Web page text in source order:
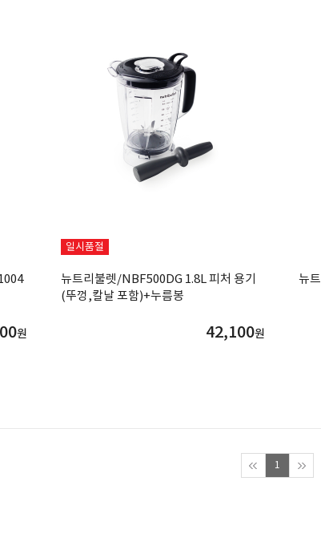
원
일시품절
뉴트리불렛/NBF500DG 1.8L 피처 용기
(뚜껑,칼날 포함)+누름봉
42,100원
뉴
1